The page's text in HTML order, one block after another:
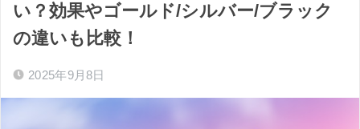
い？効果やゴールド/シルバー/ブラック
の違いも比較！
2025年9月8日